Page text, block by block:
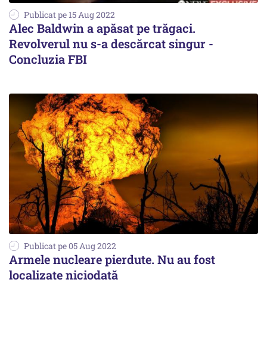
Publicat pe 15 Aug 2022
Alec Baldwin a apăsat pe trăgaci.
Revolverul nu s-a descărcat singur -
Concluzia FBI
Publicat pe 05 Aug 2022
Armele nucleare pierdute. Nu au fost
localizate niciodată